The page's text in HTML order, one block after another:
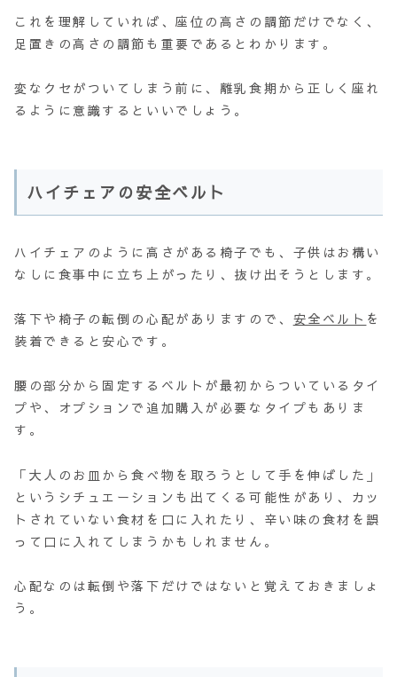
これを理解していれば、座位の高さの調節だけでなく、
足置きの高さの調節も重要であるとわかります。
変なクセがついてしまう前に、離乳食期から正しく座れ
るように意識するといいでしょう。
ハイチェアの安全ベルト
ハイチェアのように高さがある椅子でも、子供はお構い
なしに食事中に立ち上がったり、抜け出そうとします。
落下や椅子の転倒の心配がありますので、 安全ベルト を
装着できると安心です。
腰の部分から固定するベルトが最初からついているタイ
プや、オプションで追加購入が必要なタイプもありま
す。
「大人のお皿から食べ物を取ろうとして手を伸ばした」
というシチュエーションも出てくる可能性があり、カッ
トされていない食材を口に入れたり、辛い味の食材を誤
って口に入れてしまうかもしれません。
心配なのは転倒や落下だけではないと覚えておきましょ
う。